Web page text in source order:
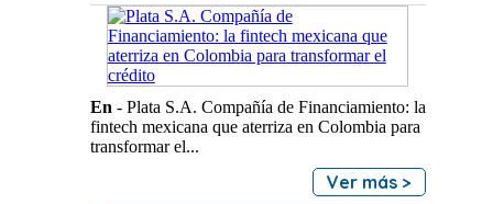
En - Plata S.A. Compañía de Financiamiento: la
fintech mexicana que aterriza en Colombia para
transformar el...
Ver más >